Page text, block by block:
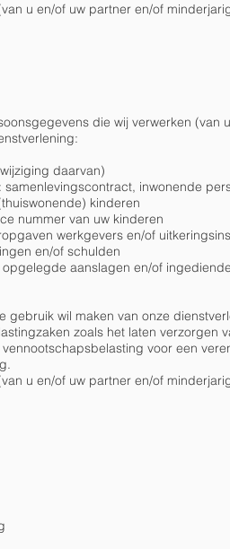
u en/of uw partner en/of
die wij verwerken
daarvan)
inwonende
kinderen
nummer van uw kinderen
werkgevers en/of
en/of schulden
aanslagen en/of
gebruik wil maken van onze
zoals het laten verzorgen
voor een
u en/of uw partner en/of